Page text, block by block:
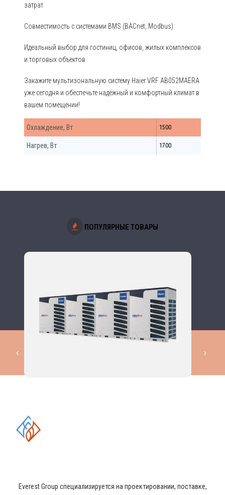
затрат
Совместимость с системами BMS (BACnet, Modbus)
Идеальный выбор для гостиниц, офисов, жилых комплексов
и торговых объектов
Закажите мультизональную систему Haier VRF AB052MAERA
уже сегодня и обеспечьте надёжный и комфортный климат в
вашем помещении!
Охлаждение, Вт 1500
Нагрев, Вт 1700
ПОПУЛЯРНЫЕ ТОВАРЫ
Everest Group специализируется на проектировании, поставке,